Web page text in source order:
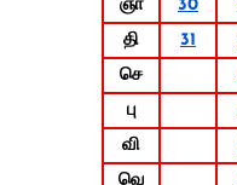
ஞா
30
தி
31
செ
பு
வி
வெ